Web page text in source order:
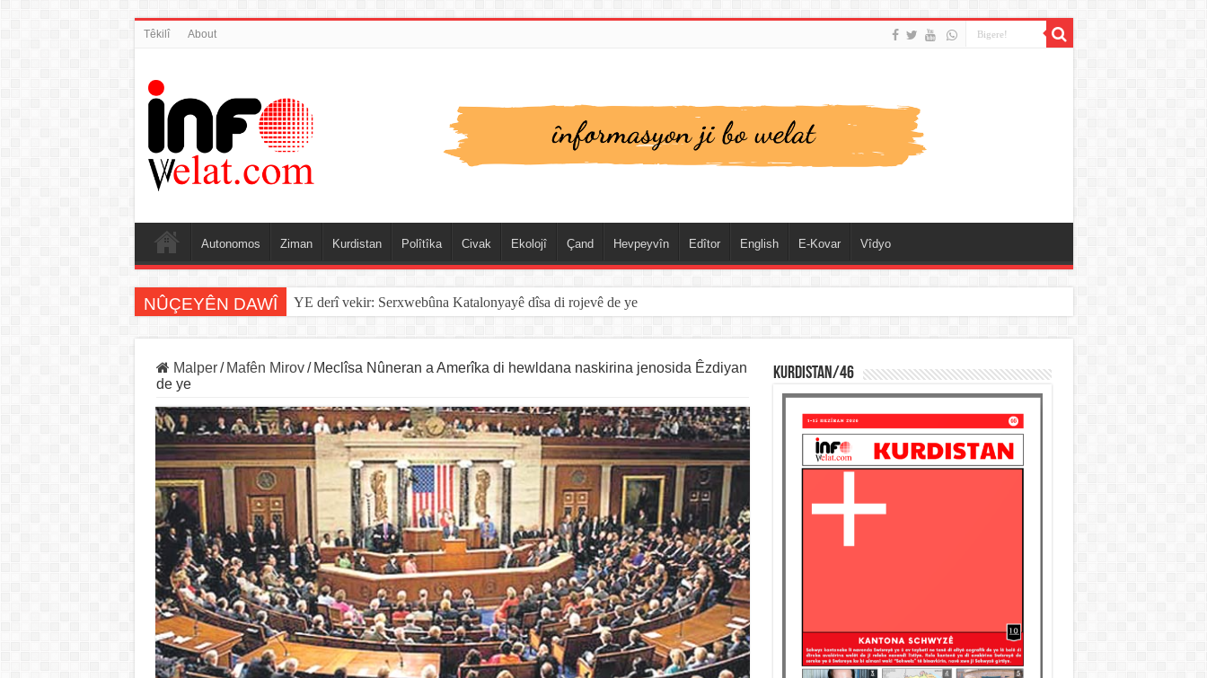
Têkilî About
Autonomos Ziman Kurdistan Polîtîka Civak Ekolojî Çand Hevpeyvîn Edîtor English E-Kovar Vîdyo
NÛÇEYÊN DAWÎ YE derî vekir: Serxwebûna Katalonyayê dîsa di rojevê de ye
Malper / Mafên Mirov / Meclîsa Nûneran a Amerîka di hewldana naskirina jenosida Êzdiyan
de ye
KURDISTAN/46